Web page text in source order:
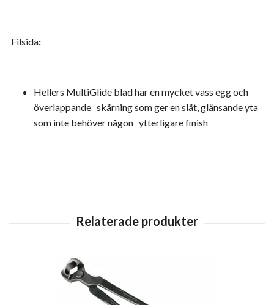
Filsida:
Hellers MultiGlide blad har en mycket vass egg och
överlappande skärning som ger en slät, glänsande yta
som inte behöver någon ytterligare finish